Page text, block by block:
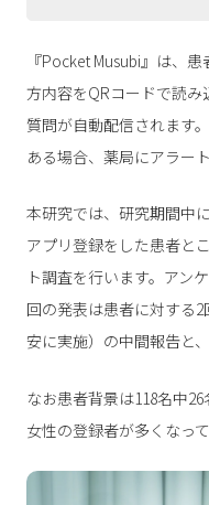
『Pocket Musubi』は、
方内容をQRコードで読
質問が自動配信されます
ある場合、薬局にアラー
本研究では、研究期間中
アプリ登録をした患者と
ト調査を行います。アン
回の発表は患者に対する
安に実施）の中間報告と
なお患者背景は118名中
女性の登録者が多くなっ